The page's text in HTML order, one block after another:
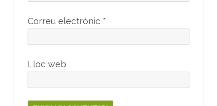
Correu electrònic *
Lloc web